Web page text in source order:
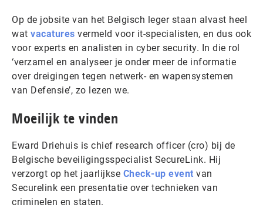
Op de jobsite van het Belgisch leger staan alvast heel
wat vacatures vermeld voor it-specialisten, en dus ook
voor experts en analisten in cyber security. In die rol
‘verzamel en analyseer je onder meer de informatie
over dreigingen tegen netwerk- en wapensystemen
van Defensie’, zo lezen we.
Moeilijk te vinden
Eward Driehuis is chief research officer (cro) bij de
Belgische beveiligingsspecialist SecureLink. Hij
verzorgt op het jaarlijkse Check-up event van
Securelink een presentatie over technieken van
criminelen en staten.